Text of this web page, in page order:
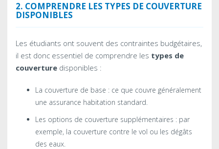
2. COMPRENDRE LES TYPES DE COUVERTURE
DISPONIBLES
Les étudiants ont souvent des contraintes budgétaires,
il est donc essentiel de comprendre les types de
couverture disponibles :
La couverture de base : ce que couvre généralement
une assurance habitation standard.
Les options de couverture supplémentaires : par
exemple, la couverture contre le vol ou les dégâts
des eaux.